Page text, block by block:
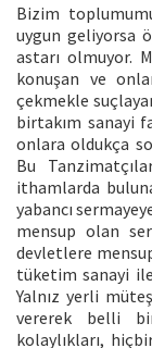
Bizim
uygun geliyorsa
astarı olmuyor.
konuşan ve
çekmekle
birtakım sanayi
onlara oldukça
Bu
ithamlarda
yabancı
mensup olan
devletlere
tüketim sanayi
Yalnız yerli
vererek belli
kolaylıkları,